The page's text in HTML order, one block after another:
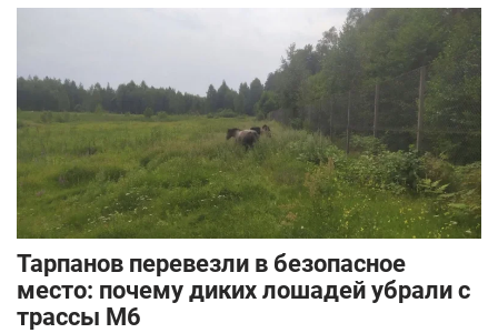
Тарпанов перевезли в безопасное
место: почему диких лошадей убрали с
трассы М6